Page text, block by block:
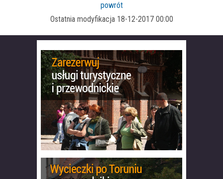
powrót
Ostatnia modyfikacja 18-12-2017 00:00